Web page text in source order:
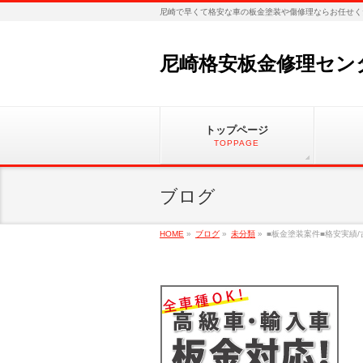
尼崎で早くて格安な車の板金塗装や傷修理ならお任せ
尼崎格安板金修理セン
トップページ
TOPPAGE
ブログ
HOME » ブログ » 未分類 » ■板金塗装案件■格安実績/